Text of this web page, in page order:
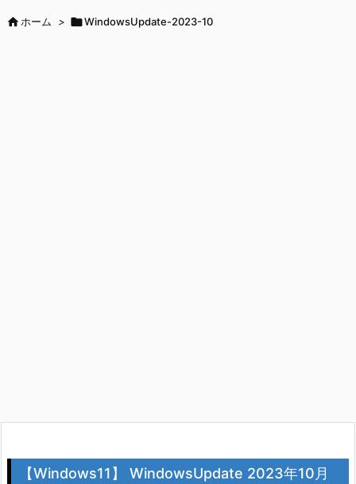
ホーム > WindowsUpdate-2023-10
【Windows11】 WindowsUpdate 2023年10月